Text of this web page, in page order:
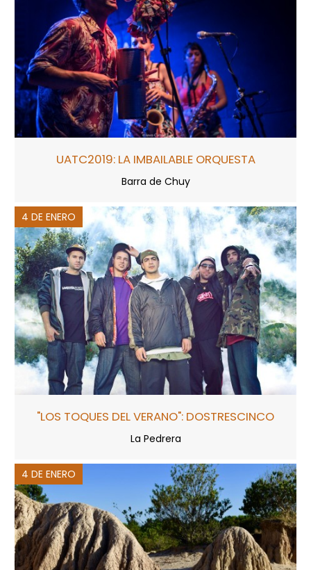
UATC2019: LA IMBAILABLE ORQUESTA
Barra de Chuy
4 DE ENERO
"LOS TOQUES DEL VERANO": DOSTRESCINCO
La Pedrera
4 DE ENERO